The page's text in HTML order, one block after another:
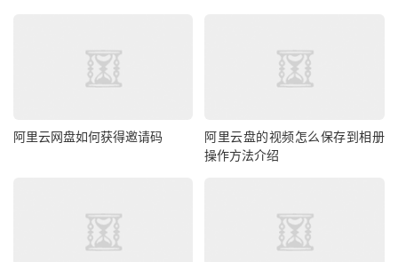
阿里云网盘如何获得邀请码
阿里云盘的视频怎么保存到相册
操作方法介绍